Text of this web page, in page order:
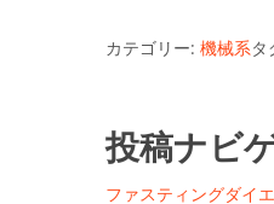
カテゴリー: 機械系タ
投稿ナビ
ファスティングダイ